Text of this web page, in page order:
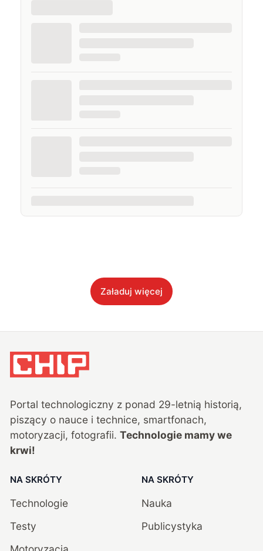
Załaduj więcej
Portal technologiczny z ponad 29-letnią historią,
piszący o nauce i technice, smartfonach,
motoryzacji, fotografii. Technologie mamy we
krwi!
NA SKRÓTY
Technologie
Testy
NA SKRÓTY
Nauka
Publicystyka